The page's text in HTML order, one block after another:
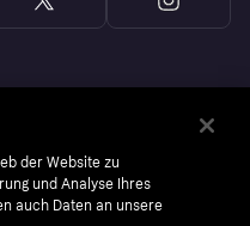
der Website zu
und Analyse Ihres
auch Daten an unsere